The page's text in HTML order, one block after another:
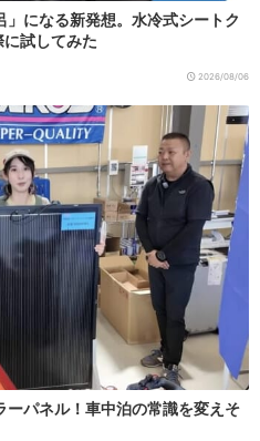
になる新発想。水冷式シートク
に試してみた
2026/08/06
パネル！車中泊の常識を変えそ